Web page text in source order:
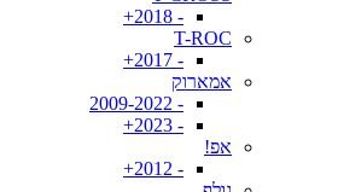
- 2018+
T-ROC
- 2017+
אמארוק
- 2009-2022
- 2023+
אפ!
- 2012+